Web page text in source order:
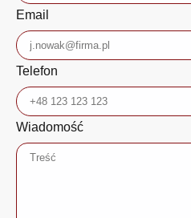
Email
Telefon
Wiadomość